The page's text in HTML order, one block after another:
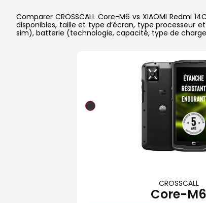
Comparer CROSSCALL Core-M6 vs XIAOMI
disponibles, taille et type d’écran, type processeur
sim), batterie (technologie, capacité, type de
CROSSCALL
Core-M6